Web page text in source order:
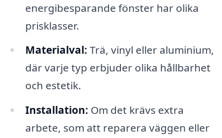
energibesparande fönster har olika
prisklasser.
Materialval: Trä, vinyl eller aluminium,
där varje typ erbjuder olika hållbarhet
och estetik.
Installation: Om det krävs extra
arbete, som att reparera väggen eller